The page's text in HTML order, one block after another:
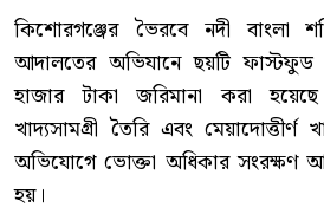
কিশোরগঞ্জের ভৈরবে নদী বাংলা
আদালতের অভিযানে ছয়টি ফাস্টফুড
হাজার টাকা জরিমানা করা
খাদ্যসামগ্রী তৈরি এবং
অভিযোগে ভোক্তা অধিকার সংরক্ষণ
হয়।